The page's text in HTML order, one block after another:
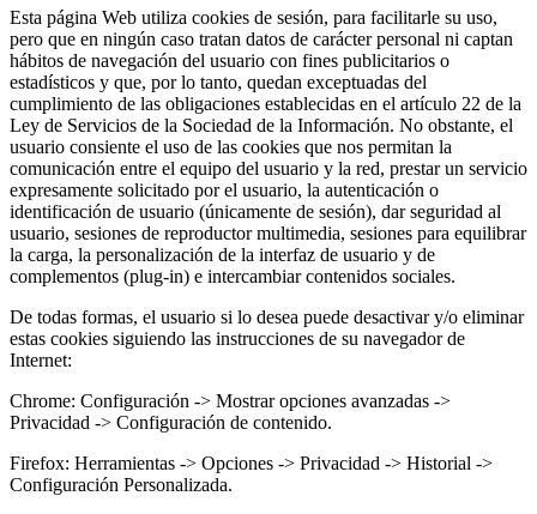
Esta página Web utiliza cookies de sesión, para facilitarle su uso,
pero que en ningún caso tratan datos de carácter personal ni captan
hábitos de navegación del usuario con fines publicitarios o
estadísticos y que, por lo tanto, quedan exceptuadas del
cumplimiento de las obligaciones establecidas en el artículo 22 de la
Ley de Servicios de la Sociedad de la Información. No obstante, el
usuario consiente el uso de las cookies que nos permitan la
comunicación entre el equipo del usuario y la red, prestar un servicio
expresamente solicitado por el usuario, la autenticación o
identificación de usuario (únicamente de sesión), dar seguridad al
usuario, sesiones de reproductor multimedia, sesiones para equilibrar
la carga, la personalización de la interfaz de usuario y de
complementos (plug-in) e intercambiar contenidos sociales.
De todas formas, el usuario si lo desea puede desactivar y/o eliminar
estas cookies siguiendo las instrucciones de su navegador de
Internet:
Chrome: Configuración -> Mostrar opciones avanzadas ->
Privacidad -> Configuración de contenido.
Firefox: Herramientas -> Opciones -> Privacidad -> Historial ->
Configuración Personalizada.